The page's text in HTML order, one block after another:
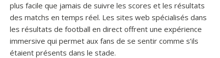
plus facile que jamais de suivre les scores et les résultats
des matchs en temps réel. Les sites web spécialisés dans
les résultats de football en direct offrent une expérience
immersive qui permet aux fans de se sentir comme s’ils
étaient présents dans le stade.